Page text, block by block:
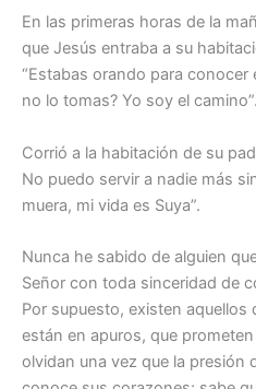
En las primeras horas de la
que Jesús entraba a su
“Estabas orando para conocer
no lo tomas? Yo soy el camino”.
Corrió a la habitación de su
No puedo servir a nadie más
muera, mi vida es Suya”.
Nunca he sabido de alguien
Señor con toda sinceridad de
Por supuesto, existen aquellos
están en apuros, que
olvidan una vez que la presión